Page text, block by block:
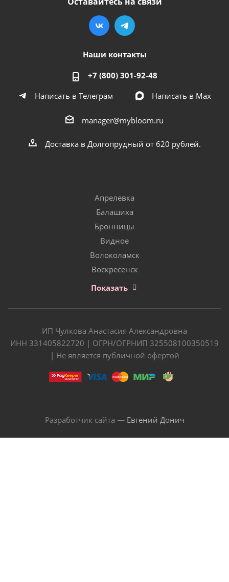
Наши контакты
+7 (800) 301-92-48
Написать в Телеграм
Написать в Мах
manager@mybloom.ru
Доставка в Долгопрудный от 620 рублей.
Апрелевка
Балашиха
Бронницы
Видное
Волоколамск
Воскресенск
Показать
ИП Чулкова Анастасия Александровна
ИНН 331405822720 | ОГРН/ОГРНИП 325508100350519
| Не является публичной офертой
Разработчик сайта — Евгений Донич